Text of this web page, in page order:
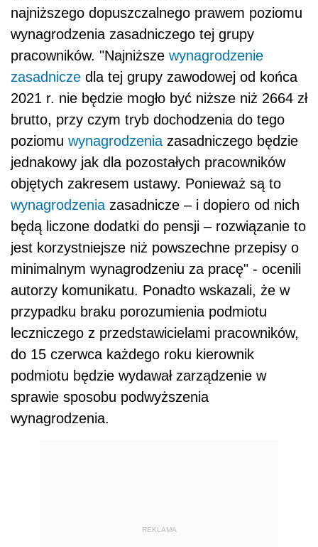
najniższego dopuszczalnego prawem poziomu
wynagrodzenia zasadniczego tej grupy
pracowników. "Najniższe wynagrodzenie
zasadnicze dla tej grupy zawodowej od końca
2021 r. nie będzie mogło być niższe niż 2664 zł
brutto, przy czym tryb dochodzenia do tego
poziomu wynagrodzenia zasadniczego będzie
jednakowy jak dla pozostałych pracowników
objętych zakresem ustawy. Ponieważ są to
wynagrodzenia zasadnicze – i dopiero od nich
będą liczone dodatki do pensji – rozwiązanie to
jest korzystniejsze niż powszechne przepisy o
minimalnym wynagrodzeniu za pracę" - ocenili
autorzy komunikatu. Ponadto wskazali, że w
przypadku braku porozumienia podmiotu
leczniczego z przedstawicielami pracowników,
do 15 czerwca każdego roku kierownik
podmiotu będzie wydawał zarządzenie w
sprawie sposobu podwyższenia
wynagrodzenia.
REKLAMA